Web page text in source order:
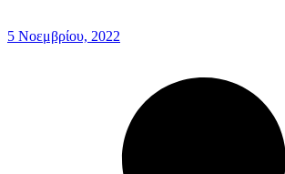
5 Νοεμβρίου, 2022